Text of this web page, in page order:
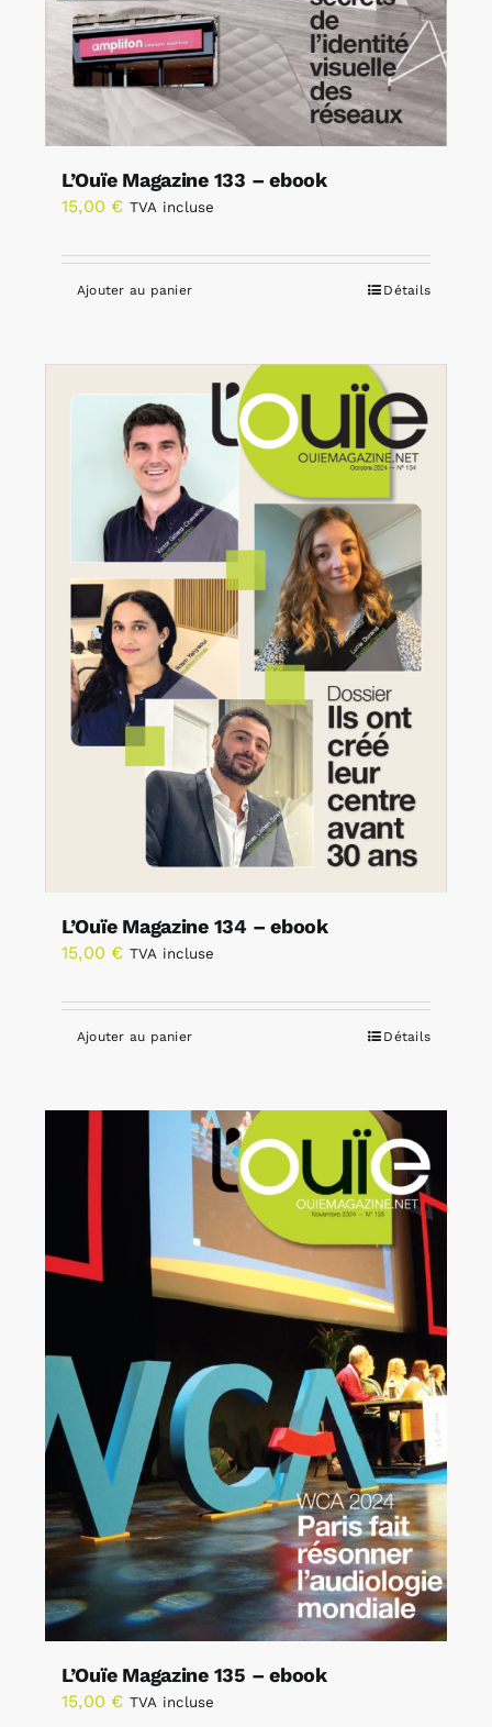
L’Ouïe Magazine 133 – ebook
15,00 € TVA incluse
Ajouter au panier Détails
L’Ouïe Magazine 134 – ebook
15,00 € TVA incluse
Ajouter au panier Détails
L’Ouïe Magazine 135 – ebook
15,00 € TVA incluse